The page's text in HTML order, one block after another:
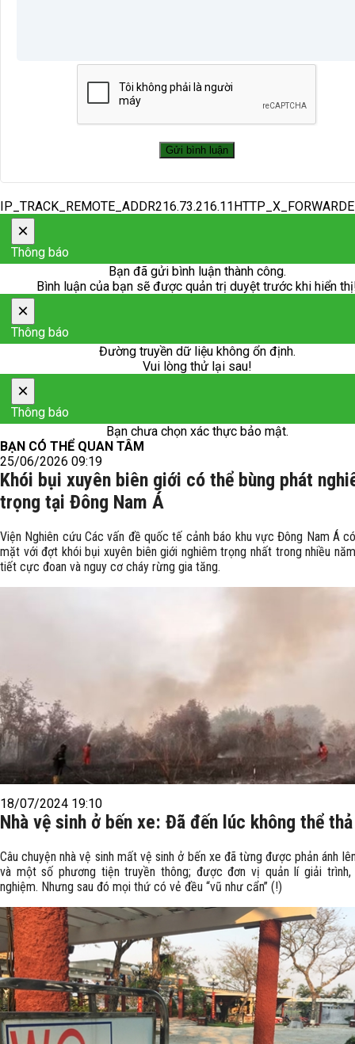
×
Thông báo
Bạn đã gửi bình luận thành công.
Bình luận của bạn sẽ được quản trị duyệt trước khi hiển
×
Thông báo
Đường truyền dữ liệu không ổn định.
Vui lòng thử lại sau!
×
Thông báo
Bạn chưa chọn xác thực bảo mật.
BẠN CÓ THỂ QUAN TÂM
25/06/2026 09:19
Khói bụi xuyên biên giới có thể bùng phát
trọng tại Đông Nam Á
Viện Nghiên cứu Các vấn đề quốc tế cảnh báo khu vực Đông Nam Á
mặt với đợt khói bụi xuyên biên giới nghiêm trọng nhất trong nhiều
tiết cực đoan và nguy cơ cháy rừng gia tăng.
18/07/2024 19:10
Nhà vệ sinh ở bến xe: Đã đến lúc không thể
Câu chuyện nhà vệ sinh mất vệ sinh ở bến xe đã từng được phản ánh
và một số phương tiện truyền thông; được đơn vị quản lí giải trình,
nghiệm. Nhưng sau đó mọi thứ có vẻ đều “vũ như cẩn” (!)